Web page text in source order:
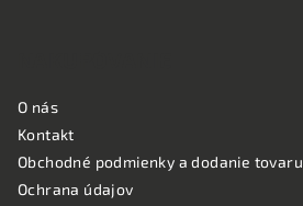
O nás
Kontakt
Obchodné podmienky a dodanie tovaru
Ochrana údajov